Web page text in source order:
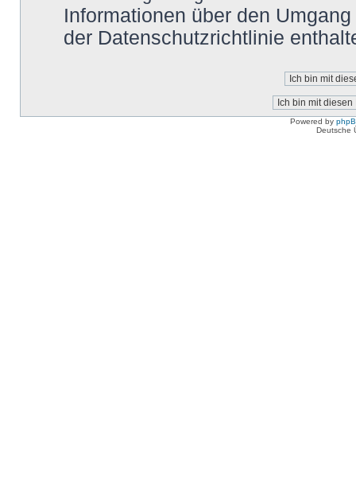
Informationen über den
der Datenschutzrichtlinie
Powered by
Deutsche